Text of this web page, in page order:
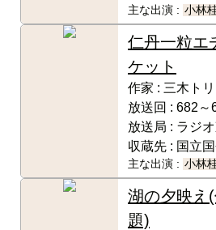
主な出演 : 小林
仁丹一粒エ
ケット
作家 : 三木ト
放送回 : 682～
放送局 : ラジ
収蔵先 : 国立
主な出演 : 小林
湖の夕映え
題)